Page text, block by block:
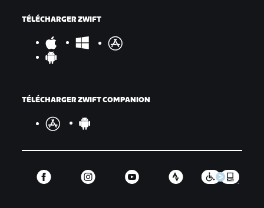
TÉLÉCHARGER ZWIFT
TÉLÉCHARGER ZWIFT COMPANION